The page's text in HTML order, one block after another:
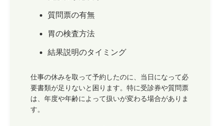
質問票の有無
胃の検査方法
結果説明のタイミング
仕事の休みを取って予約したのに、当日になって必
要書類が足りないと困ります。特に受診券や質問票
は、年度や年齢によって扱いが変わる場合がありま
す。